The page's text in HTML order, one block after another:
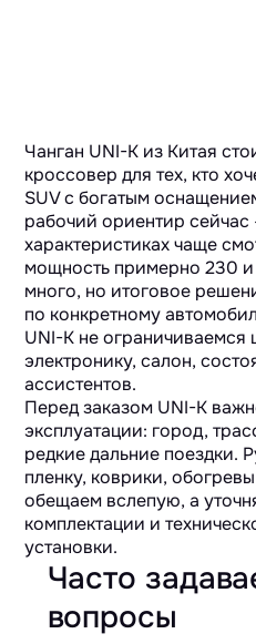
Чанган UNI-K из Китая
кроссовер для тех, кто
SUV с богатым
рабочий ориентир
характеристиках чаще
мощность примерно 230
много, но итоговое
по конкретному
UNI-K не ограничиваемся
электронику, салон,
ассистентов.
Перед заказом UNI-K
эксплуатации: город,
редкие дальние поездки.
пленку, коврики,
обещаем вслепую, а
комплектации и
установки.
Часто
вопросы